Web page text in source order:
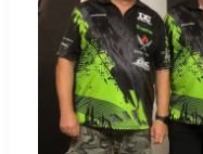
NEUE
SAISON!